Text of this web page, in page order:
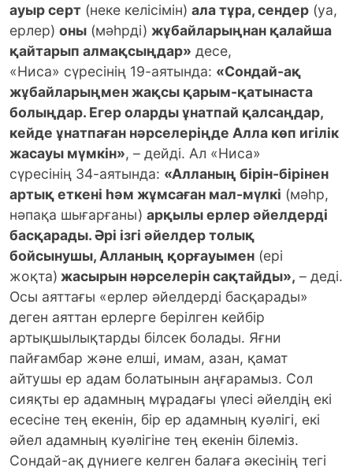
ауыр серт (неке келісімін) ала тұра, сендер (уа,
ерлер) оны (мәһрді) жұбайларыңнан қалайша
қайтарып алмақсыңдар» десе,
«Ниса» сүресінің 19-аятында: «Сондай-ақ
жұбайларыңмен жақсы қарым-қатынаста
болыңдар. Егер оларды ұнатпай қалсаңдар,
кейде ұнатпаған нәрселеріңде Алла көп игілік
жасауы мүмкін», – дейді. Ал «Ниса»
сүресінің 34-аятында: «Алланың бірін-бірінен
артық еткені һәм жұмсаған мал-мүлкі (мәһр,
нәпақа шығарғаны) арқылы ерлер әйелдерді
басқарады. Әрі ізгі әйелдер толық
бойсынушы, Алланың қорғауымен (ері
жоқта) жасырын нәрселерін сақтайды», – деді.
Осы аяттағы «ерлер әйелдерді басқарады»
деген аяттан ерлерге берілген кейбір
артықшылықтарды білсек болады. Яғни
пайғамбар және елші, имам, азан, қамат
айтушы ер адам болатынын аңғарамыз. Сол
сияқты ер адамның мұрадағы үлесі әйелдің екі
есесіне тең екенін, бір ер адамның куәлігі, екі
әйел адамның куәлігіне тең екенін білеміз.
Сондай-ақ дүниеге келген балаға әкесінің тегі